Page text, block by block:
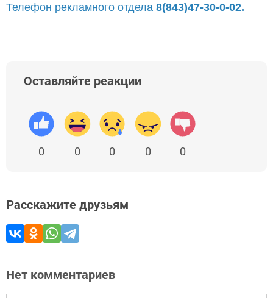
Телефон рекламного отдела 8(843)47-30-0-02.
Оставляйте реакции
0 0 0 0 0
Расскажите друзьям
Нет комментариев